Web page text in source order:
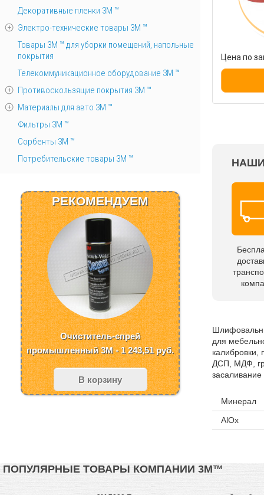
Цена по
для
калибровки,
ДСП, МДФ,
Минерал
AlOx
Декоративные пленки 3М ™
Электро-технические товары 3М ™
Товары 3М ™ для уборки помещений, напольные
покрытия
Телекоммуникационное оборудование 3М ™
Противоскользящие покрытия 3М ™
Материалы для авто 3М ™
Фильтры 3М ™
Сорбенты 3М ™
Потребительские товары 3М ™
РЕКОМЕНДУЕМ
Очиститель-спрей
промышленный 3M - 1 243,51руб.
В корзину
ПОПУЛЯРНЫЕ ТОВАРЫ КОМПАНИИ 3М™